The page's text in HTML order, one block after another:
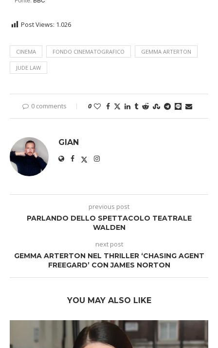
Post Views: 1.026
CINEMA FONDO CINEMATOGRAFICO GEMMA ARTERTON
JUDE LAW
0 comments 0
GIAN
previous post
PARLANDO DELLO SPETTACOLO TEATRALE
WALDEN
next post
GEMMA ARTERTON NEL THRILLER ‘CHASING AGENT
FREEGARD’ CON JAMES NORTON
YOU MAY ALSO LIKE